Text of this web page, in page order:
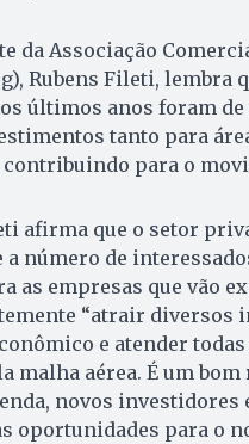
da Associação
Rubens Fileti, lembra
últimos anos foram
tanto para
para o
afirma que o setor
a número de
as empresas que vão
“atrair diversos
e atender
malha aérea. É um
novos
oportunidades para o